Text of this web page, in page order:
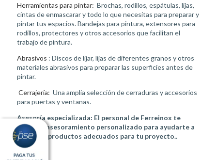
Herramientas para pintar: Brochas, rodillos, espátulas, lijas,
cintas de enmascarar y todo lo que necesitas para preparar y
pintar tus espacios. Bandejas para pintura, extensores para
rodillos, protectores y otros accesorios que facilitan el
trabajo de pintura.
Abrasivos : Discos de lijar, lijas de diferentes granos y otros
materiales abrasivos para preparar las superficies antes de
pintar.
Cerrajería: Una amplia selección de cerraduras y accesorios
para puertas y ventanas.
Asesoría especializada: El personal de Ferreinox te
brindará asesoramiento personalizado para ayudarte a
elegir los productos adecuados para tu proyecto..